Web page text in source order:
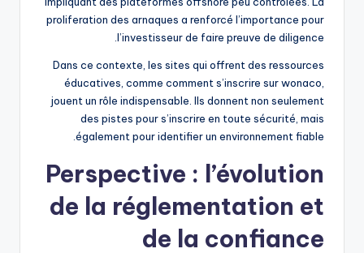
proliferation des arnaques a renforcé l’importance pour
l’investisseur de faire preuve de diligence.
Dans ce contexte, les sites qui offrent des ressources
éducatives, comme comment s’inscrire sur wonaco,
jouent un rôle indispensable. Ils donnent non seulement
des pistes pour s’inscrire en toute sécurité, mais
également pour identifier un environnement fiable.
Perspective : l’évolution
de la réglementation et
de la confiance